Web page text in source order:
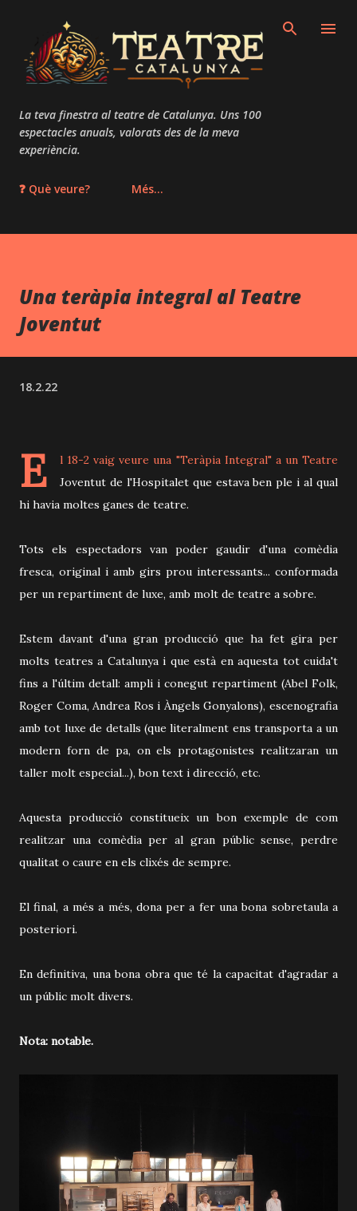
La teva finestra al teatre de Catalunya. Uns 100
espectacles anuals, valorats des de la meva
experiència.
❓ Què veure? Més…
Una teràpia integral al Teatre
Joventut
18.2.22
E
l 18-2 vaig veure una "Teràpia Integral" a un Teatre
Joventut de l'Hospitalet que estava ben ple i al qual
hi havia moltes ganes de teatre.
Tots els espectadors van poder gaudir d'una comèdia
fresca, original i amb girs prou interessants... conformada
per un repartiment de luxe, amb molt de teatre a sobre.
Estem davant d'una gran producció que ha fet gira per
molts teatres a Catalunya i que està en aquesta tot cuida't
fins a l'últim detall: ampli i conegut repartiment (Abel Folk,
Roger Coma, Andrea Ros i Àngels Gonyalons), escenografia
amb tot luxe de detalls (que literalment ens transporta a un
modern forn de pa, on els protagonistes realitzaran un
taller molt especial...), bon text i direcció, etc.
Aquesta producció constitueix un bon exemple de com
realitzar una comèdia per al gran públic sense, perdre
qualitat o caure en els clixés de sempre.
El final, a més a més, dona per a fer una bona sobretaula a
posteriori.
En definitiva, una bona obra que té la capacitat d'agradar a
un públic molt divers.
Nota: notable.